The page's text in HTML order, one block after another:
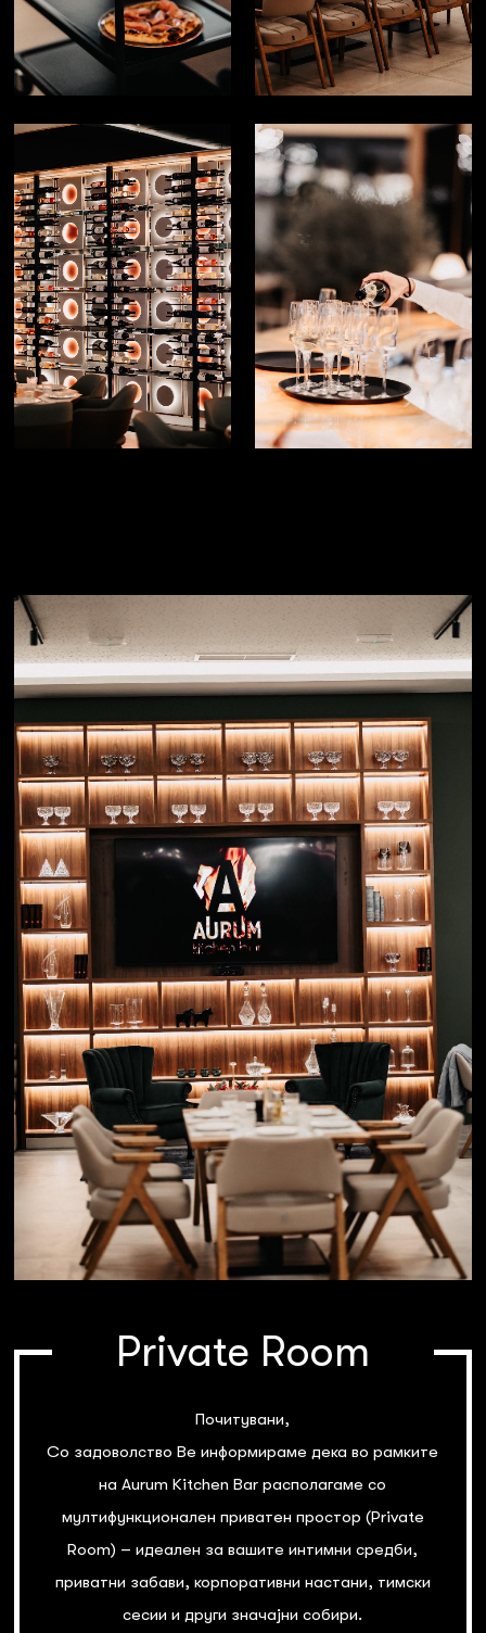
Private Room
Почитувани,
Со задоволство Ве информираме дека во рамките
на Aurum Kitchen Bar располагаме со
мултифункционален приватен простор (Private
Room) – идеален за вашите интимни средби,
приватни забави, корпоративни настани, тимски
сесии и други значајни собири.